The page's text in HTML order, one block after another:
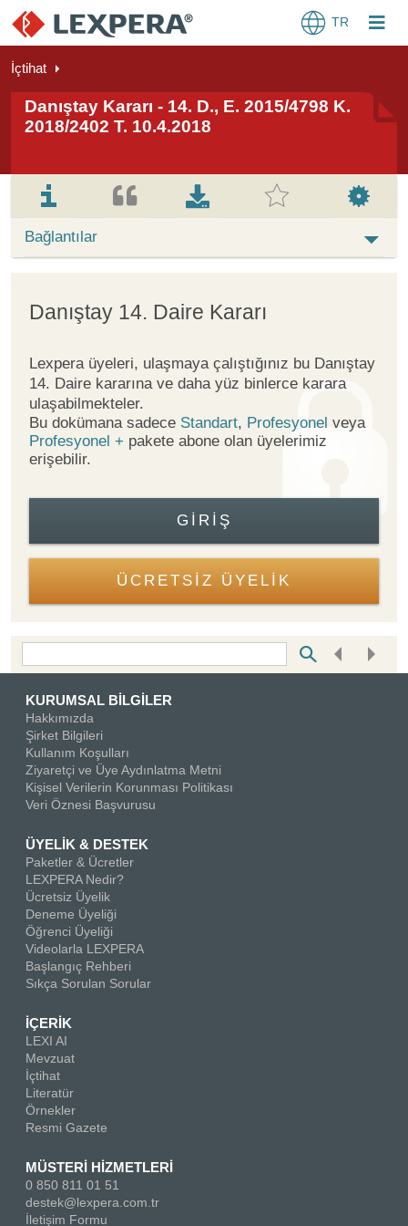
TR
İçtihat
Danıştay Kararı - 14. D., E. 2015/4798 K.
2018/2402 T. 10.4.2018
Bağlantılar
Danıştay 14. Daire Kararı
Lexpera üyeleri, ulaşmaya çalıştığınız bu Danıştay
14. Daire kararına ve daha yüz binlerce karara
ulaşabilmekteler.
Bu dokümana sadece Standart, Profesyonel veya
Profesyonel + pakete abone olan üyelerimiz
erişebilir.
GIRIŞ
ÜCRETSİZ ÜYELİK
KURUMSAL BİLGİLER
Hakkımızda
Şirket Bilgileri
Kullanım Koşulları
Ziyaretçi ve Üye Aydınlatma Metni
Kişisel Verilerin Korunması Politikası
Veri Öznesi Başvurusu
ÜYELİK & DESTEK
Paketler & Ücretler
LEXPERA Nedir?
Ücretsiz Üyelik
Deneme Üyeliği
Öğrenci Üyeliği
Videolarla LEXPERA
Başlangıç Rehberi
Sıkça Sorulan Sorular
İÇERİK
LEXI AI
Mevzuat
İçtihat
Literatür
Örnekler
Resmi Gazete
MÜSTERİ HİZMETLERİ
0 850 811 01 51
destek@lexpera.com.tr
İletişim Formu